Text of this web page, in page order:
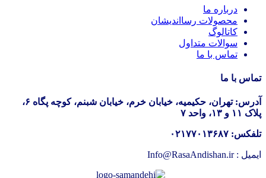
درباره ما
محصولات رسااندیشان
کاتالوگ
سوالات متداول
تماس با ما
تماس با ما
آدرس: تهران، حکیمیه، خیابان خرم، خیابان شبنم، کوچه پگاه ۶،
پلاک ۱۱ و ۱۳، واحد ۷
تلفکس: ۰۲۱۷۷۰۱۳۶۸۷
ایمیل : Info@RasaAndishan.ir